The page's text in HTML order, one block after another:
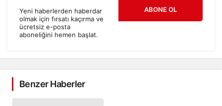
Yeni haberlerden haberdar
olmak için fırsatı kaçırma ve
ücretsiz e-posta
aboneliğini hemen başlat.
ABONE OL
Benzer Haberler